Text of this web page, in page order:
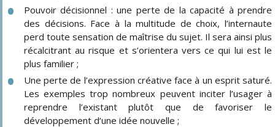
Pouvoir décisionnel : une perte de la capacité à prendre
des décisions. Face à la multitude de choix, l’internaute
perd toute sensation de maîtrise du sujet. Il sera ainsi plus
récalcitrant au risque et s’orientera vers ce qui lui est le
plus familier ;
Une perte de l’expression créative face à un esprit saturé.
Les exemples trop nombreux peuvent inciter l’usager à
reprendre l’existant plutôt que de favoriser le
développement d‘une idée nouvelle ;